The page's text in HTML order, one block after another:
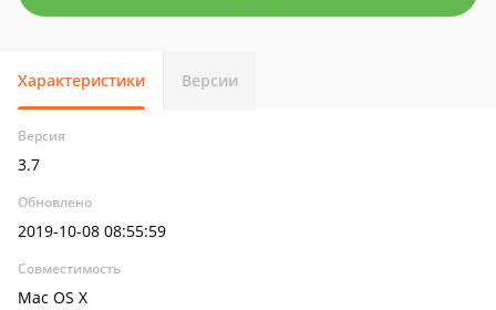
Характеристики Версии
Версия
3.7
Обновлено
2019-10-08 08:55:59
Совместимость
Mac OS X